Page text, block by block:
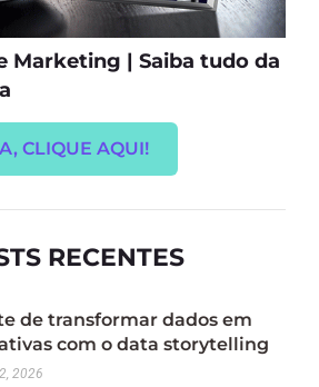
Marketing | Saiba tudo da
CLIQUE AQUI!
RECENTES
de transformar dados em
com o data storytelling
2026